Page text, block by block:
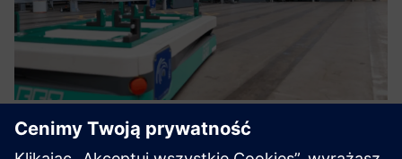
H2Giga — Qt 4.2 FertiRob